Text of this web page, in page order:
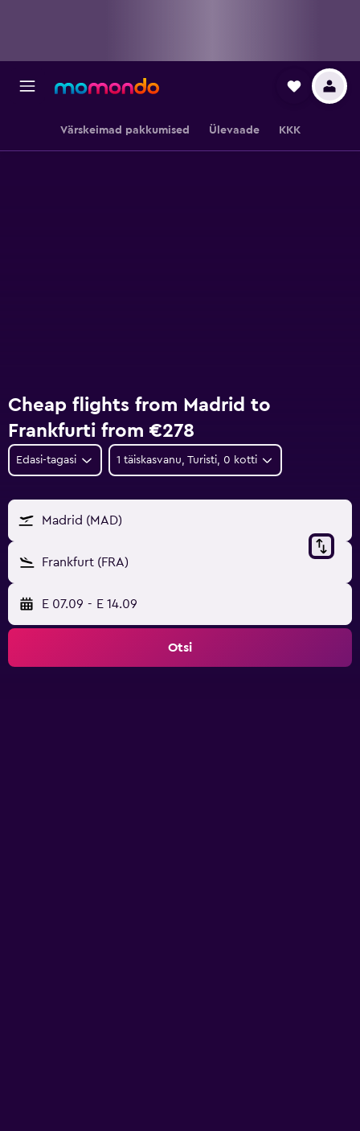
Värskeimad pakkumised Ülevaade KKK
Cheap flights from Madrid to
Frankfurti from €278
Edasi-tagasi 1 täiskasvanu, Turisti, 0 kotti
Madrid (MAD)
Frankfurt (FRA)
E 07.09 - E 14.09
Otsi